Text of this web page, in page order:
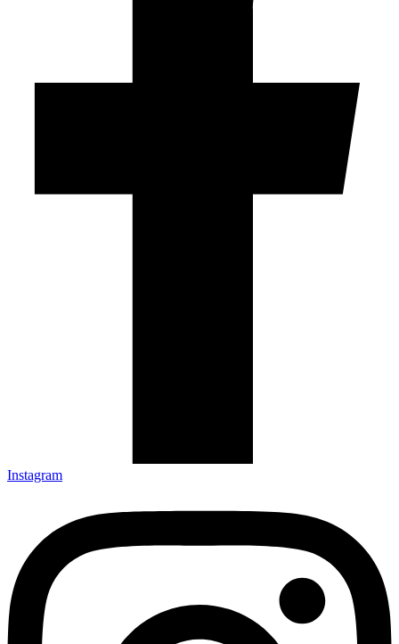
Instagram